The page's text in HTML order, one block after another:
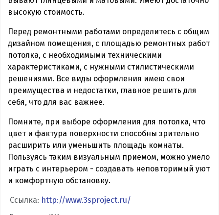
высокую стоимость.
Перед ремонтными работами определитесь с общим
дизайном помещения, с площадью ремонтных работ
потолка, с необходимыми техническими
характеристиками, с нужными стилистическими
решениями. Все виды оформления имею свои
преимущества и недостатки, главное решить для
себя, что для вас важнее.
Помните, при выборе оформления для потолка, что
цвет и фактура поверхности способны зрительно
расширить или уменьшить площадь комнаты.
Пользуясь таким визуальным приемом, можно умело
играть с интерьером - создавать неповторимый уют
и комфортную обстановку.
Ссылка: http://www.3sproject.ru/